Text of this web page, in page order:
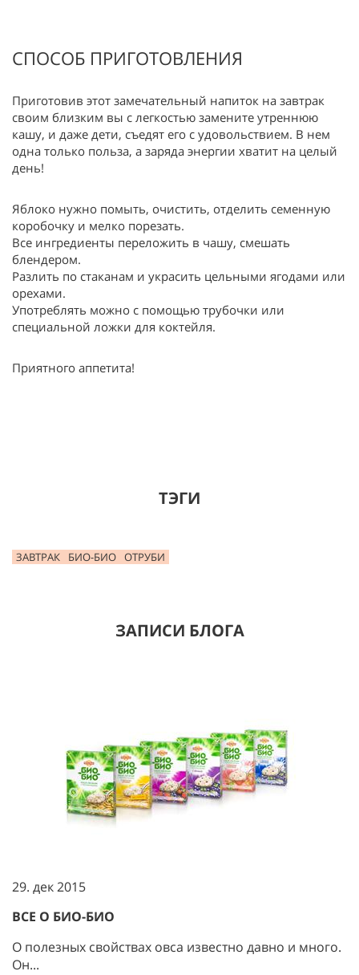
СПОСОБ ПРИГОТОВЛЕНИЯ
Приготовив этот замечательный напиток на завтрак
своим близким вы с легкостью замените утреннюю
кашу, и даже дети, съедят его с удовольствием. В нем
одна только польза, а заряда энергии хватит на целый
день!
Яблоко нужно помыть, очистить, отделить семенную
коробочку и мелко порезать.
Все ингредиенты переложить в чашу, смешать
блендером.
Разлить по стаканам и украсить цельными ягодами или
орехами.
Употреблять можно с помощью трубочки или
специальной ложки для коктейля.
Приятного аппетита!
ТЭГИ
ЗАВТРАК БИО-БИО ОТРУБИ
ЗАПИСИ БЛОГА
29. дек 2015
ВСЕ О БИО-БИО
О полезных свойствах овса известно давно и много.
Он...